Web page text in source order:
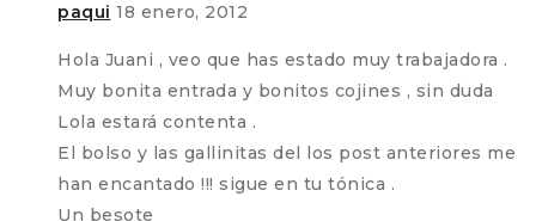
paqui 18 enero, 2012
Hola Juani , veo que has estado muy trabajadora .
Muy bonita entrada y bonitos cojines , sin duda
Lola estará contenta .
El bolso y las gallinitas del los post anteriores me
han encantado !!! sigue en tu tónica .
Un besote